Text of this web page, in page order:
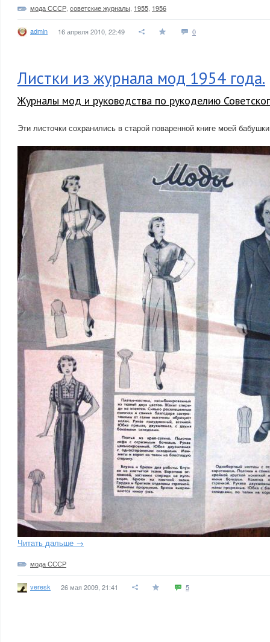
мода СССР советские журналы 1955 1956
admin 16 апреля 2010, 22:49 0
Листки из журнала мод 1954 года.
Журналы мод и руководства по рукоделию
Эти листочки сохранились в старой поваренной книге моей
Читать дальше →
мода СССР
veresk 26 мая 2009, 21:41 5